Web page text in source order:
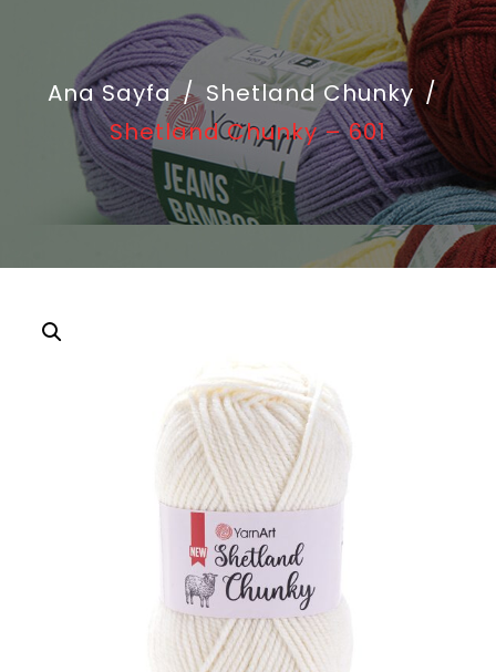
Ana Sayfa / Shetland Chunky /
Shetland Chunky – 601